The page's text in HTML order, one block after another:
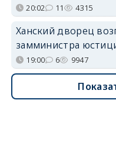
20:02 11 4315
Ханский дворец
замминистра
19:00 6 9947